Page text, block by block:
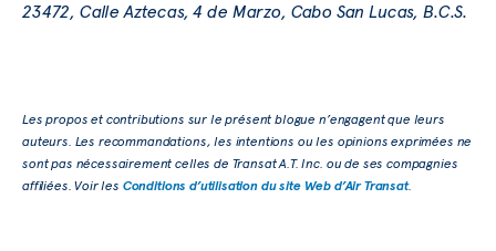
23472, Calle Aztecas, 4 de Marzo, Cabo San Lucas, B.C.S.
Les propos et contributions sur le présent blogue n’engagent que leurs
auteurs. Les recommandations, les intentions ou les opinions exprimées ne
sont pas nécessairement celles de Transat A.T. Inc. ou de ses compagnies
affiliées. Voir les Conditions d’utilisation du site Web d’Air Transat.